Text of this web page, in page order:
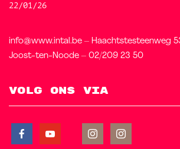
22/01/26
info@www.intal.be – Haachtstesteenweg
Joost-ten-Noode – 02/209 23 50
Volg ons via